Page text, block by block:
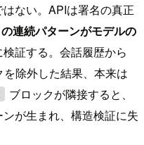
ない。APIは署名の真正
連続パターンがモデルの
証する。会話履歴から
を除外した結果、本来は
ブロックが隣接すると、
が生まれ、構造検証に失